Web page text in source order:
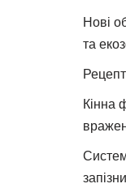
Нові
та
Кінна